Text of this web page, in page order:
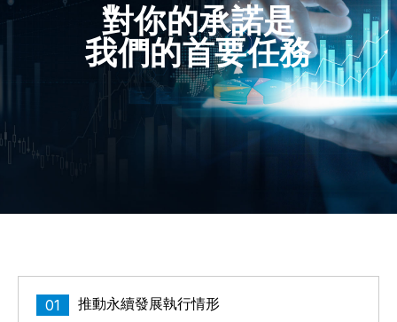
對你的承諾是
我們的首要任務
01 推動永續發展執行情形